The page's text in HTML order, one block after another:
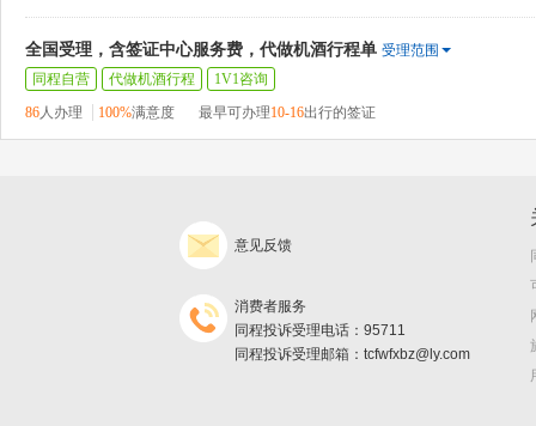
全国受理，含签证中心服务费，代做机酒行程单 受理范围
同程自营
代做机酒行程
1V1咨询
86人办理 100%满意度 最早可办理10-16出行的签证
意见反馈
消费者服务
同程投诉受理电话：95711
同程投诉受理邮箱：tcfwfxbz@ly.com